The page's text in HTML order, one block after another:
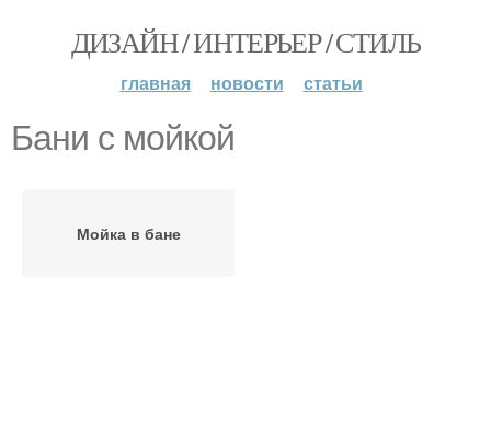
ДИЗАЙН / ИНТЕРЬЕР / СТИЛЬ
главная новости статьи
Бани с мойкой
Мойка в бане